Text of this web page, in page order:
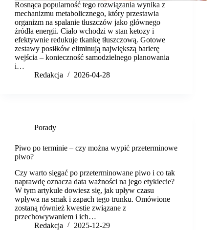
Rosnąca popularność tego rozwiązania wynika z
mechanizmu metabolicznego, który przestawia
organizm na spalanie tłuszczów jako głównego
źródła energii. Ciało wchodzi w stan ketozy i
efektywnie redukuje tkankę tłuszczową. Gotowe
zestawy posiłków eliminują największą barierę
wejścia – konieczność samodzielnego planowania
i…
Redakcja
2026-04-28
Porady
Piwo po terminie – czy można wypić przeterminowe
piwo?
Czy warto sięgać po przeterminowane piwo i co tak
naprawdę oznacza data ważności na jego etykiecie?
W tym artykule dowiesz się, jak upływ czasu
wpływa na smak i zapach tego trunku. Omówione
zostaną również kwestie związane z
przechowywaniem i ich…
Redakcja
2025-12-29